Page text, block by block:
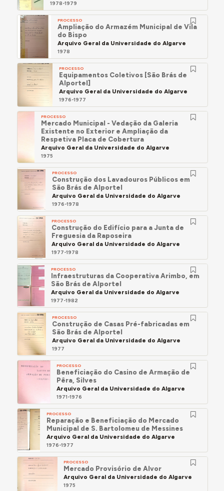
1978-1979
PROCESSO
Ampliação do Armazém Municipal de Vila
do Bispo
Arquivo Geral da Universidade do Algarve
1978
PROCESSO
Equipamentos Coletivos [São Brás de
Alportel]
Arquivo Geral da Universidade do Algarve
1976-1977
PROCESSO
Mercado Municipal - Vedação da Galeria
Existente no Exterior e Ampliação da
Respetiva Placa de Cobertura
Arquivo Geral da Universidade do Algarve
1975
PROCESSO
Construção dos Lavadouros Públicos em
São Brás de Alportel
Arquivo Geral da Universidade do Algarve
1976-1978
PROCESSO
Construção do Edifício para a Junta de
Freguesia da Raposeira
Arquivo Geral da Universidade do Algarve
1977-1978
PROCESSO
Infraestruturas da Cooperativa Arimbo, em
São Brás de Alportel
Arquivo Geral da Universidade do Algarve
1977-1982
PROCESSO
Construção de Casas Pré-fabricadas em
São Brás de Alportel
Arquivo Geral da Universidade do Algarve
1977
PROCESSO
Beneficiação do Casino de Armação de
Pêra, Silves
Arquivo Geral da Universidade do Algarve
1971-1976
PROCESSO
Reparação e Beneficiação do Mercado
Municipal de S. Bartolomeu de Messines
Arquivo Geral da Universidade do Algarve
1976-1977
PROCESSO
Mercado Provisório de Alvor
Arquivo Geral da Universidade do Algarve
1975